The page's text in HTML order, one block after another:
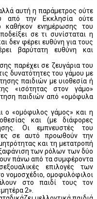
αυτή η παράμετρος ούτε
από την Εκκλησία ούτε
καθήκον ενημέρωσης του
σε τι συνίσταται η
δεν φέρει ευθύνη για τους
βαρύτατη ευθύνη και
παρέχει σε ζευγάρια του
δυνατότητες του γάμου με
παιδιών με υιοθεσία ή
«ισότητας στον γάμο»
παιδιών από «ομόφυλα
ο «ομόφυλος γάμος» και η
και (με διάφορες
Οι εμπνευστές του
σε αυτό προωθούν την
και τη μετατροπή
των ρόλων των δύο
πάνω από τα συμφέροντα
επιλογές των
νομοσχέδιο, ομοφυλόφιλοι
στο παιδί τους τον
2».